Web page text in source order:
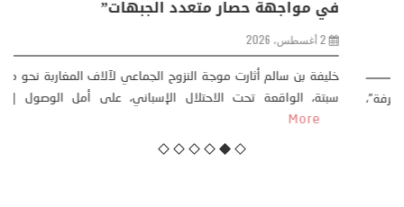
من ظاهرة طبيعية .. تحول اجتماعي وحضاري (
مقاربة سوسيولوجية )
كتب: منذر بالضيافي بدأت قصتي مع التغييرات المناخية ” المتطرفة”،
منذ نهاية ثمانينات القرن الماضي، حين أطردنا ...